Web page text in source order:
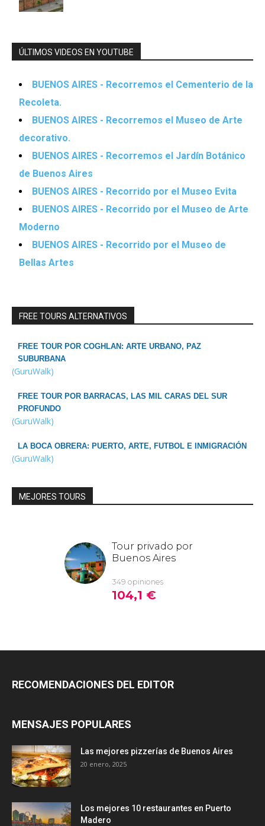
ÚLTIMOS VIDEOS EN YOUTUBE
BUENOS AIRES - Recorremos el Cementerio de la
Recoleta.
BUENOS AIRES - Recorremos el Museo de Arte
decorativo.
BUENOS AIRES - Recorremos el Jardín Botánico
de Buenos Aires
BUENOS AIRES - Recorrido por el Museo Evita
BUENOS AIRES - Recorrido por el Museo de Arte
Moderno
BUENOS AIRES - Recorrido por el Museo de
Bellas Artes
FREE TOURS ALTERNATIVOS
FREE TOUR POR COGHLAN: ARTE URBANO, PAZ
SUBURBANA
(GuruWalk)
FREE TOUR POR BARRACAS, LAS MIL CARAS DEL SUR
PROFUNDO
(GuruWalk)
LA BOCA OBRERA: PUERTO, ARTE, FUTBOL E INMIGRACIÓN
(GuruWalk)
MEJORES TOURS
RECOMENDACIONES DEL EDITOR
MENSAJES POPULARES
Las mejores pizzerías de Buenos Aires
20 enero, 2025
Los mejores 10 restaurantes en Puerto
Madero